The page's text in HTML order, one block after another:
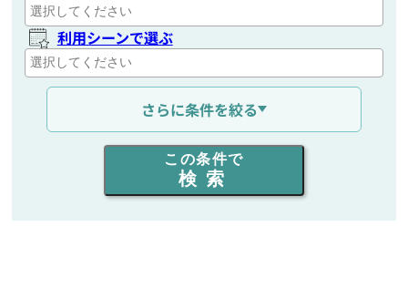
利用シーンで選ぶ
通信距離を選ぶ
出力を選ぶ
同時通話人数を選ぶ
さらに条件を絞る
この条件で
検索